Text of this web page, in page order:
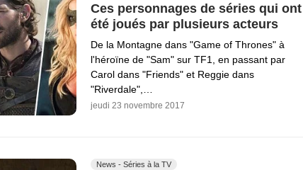
Ces personnages de séries qui ont
été joués par plusieurs acteurs
De la Montagne dans "Game of Thrones" à
l'héroïne de "Sam" sur TF1, en passant par
Carol dans "Friends" et Reggie dans
"Riverdale",…
jeudi 23 novembre 2017
News - Séries à la TV